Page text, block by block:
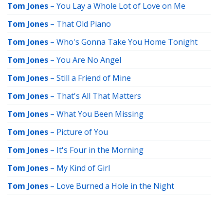
Tom Jones – You Lay a Whole Lot of Love on Me
Tom Jones – That Old Piano
Tom Jones – Who's Gonna Take You Home Tonight
Tom Jones – You Are No Angel
Tom Jones – Still a Friend of Mine
Tom Jones – That's All That Matters
Tom Jones – What You Been Missing
Tom Jones – Picture of You
Tom Jones – It's Four in the Morning
Tom Jones – My Kind of Girl
Tom Jones – Love Burned a Hole in the Night